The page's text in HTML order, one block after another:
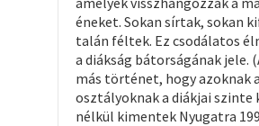
éneket. Sokan sírtak, sokan
talán féltek. Ez csodálatos
a diákság bátorságának jele.
más történet, hogy azoknak
osztályoknak a diákjai szinte
nélkül kimentek Nyugatra